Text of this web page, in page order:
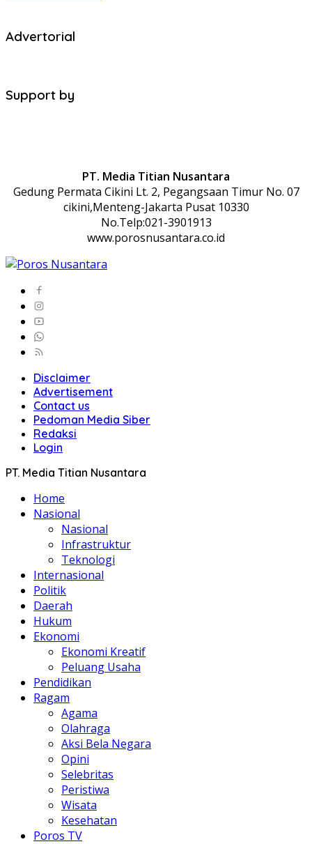
Advertorial
Support by
PT. Media Titian Nusantara
Gedung Permata Cikini Lt. 2, Pegangsaan Timur No. 07
cikini,Menteng-Jakarta Pusat 10330
No.Telp:021-3901913
www.porosnusantara.co.id
Disclaimer
Advertisement
Contact us
Pedoman Media Siber
Redaksi
Login
PT. Media Titian Nusantara
Home
Nasional
Nasional
Infrastruktur
Teknologi
Internasional
Politik
Daerah
Hukum
Ekonomi
Ekonomi Kreatif
Peluang Usaha
Pendidikan
Ragam
Agama
Olahraga
Aksi Bela Negara
Opini
Selebritas
Peristiwa
Wisata
Kesehatan
Poros TV